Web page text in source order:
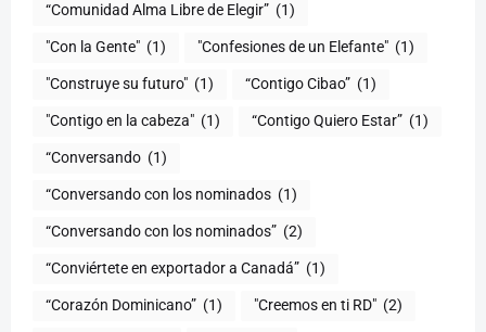
“Comunidad Alma Libre de Elegir” (1)
"Con la Gente" (1) "Confesiones de un Elefante" (1)
"Construye su futuro" (1) “Contigo Cibao” (1)
"Contigo en la cabeza" (1) “Contigo Quiero Estar” (1)
“Conversando (1)
“Conversando con los nominados (1)
“Conversando con los nominados” (2)
“Conviértete en exportador a Canadá” (1)
“Corazón Dominicano” (1) "Creemos en ti RD" (2)